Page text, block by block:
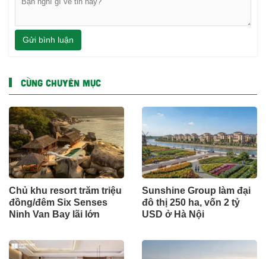
Gửi bình luận
CÙNG CHUYÊN MỤC
Chủ khu resort trăm triệu
đồng/đêm Six Senses
Ninh Van Bay lãi lớn
Sunshine Group làm đại
đô thị 250 ha, vốn 2 tỷ
USD ở Hà Nội